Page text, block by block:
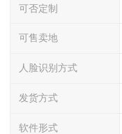
可否定制
可售卖地
人脸识别方式
发货方式
软件形式